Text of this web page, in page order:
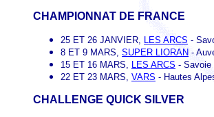
CHAMPIONNAT DE FRANCE
25 ET 26 JANVIER, LES ARCS -
8 ET 9 MARS, SUPER LIORAN -
15 ET 16 MARS,
LES ARCS - Savoie
22 ET 23 MARS, VARS - Hautes
CHALLENGE QUICK SILVER